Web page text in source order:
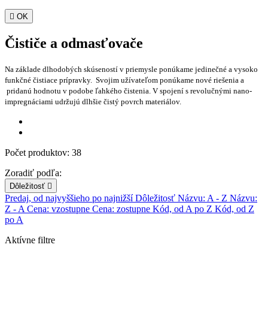
 OK
Čističe a odmasťovače
Na základe dlhodobých skúseností v priemysle ponúkame jedinečné a vysoko
funkčné čistiace prípravky. Svojim užívateľom ponúkame nové riešenia a
pridanú hodnotu v podobe ľahkého čistenia. V spojení s revolučnými nano-
impregnáciami udržujú dlhšie čistý povrch materiálov.
Počet produktov: 38
Zoradiť podľa:
Dôležitosť 
Predaj, od najvyššieho po najnižšíDôležitosť Názvu: A - Z Názvu:
Z - A Cena: vzostupne Cena: zostupne Kód, od A po Z Kód, od Z
po A
Aktívne filtre